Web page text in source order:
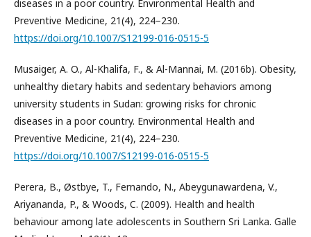
diseases in a poor country. Environmental Health and
Preventive Medicine, 21(4), 224–230.
https://doi.org/10.1007/S12199-016-0515-5
Musaiger, A. O., Al-Khalifa, F., & Al-Mannai, M. (2016b). Obesity,
unhealthy dietary habits and sedentary behaviors among
university students in Sudan: growing risks for chronic
diseases in a poor country. Environmental Health and
Preventive Medicine, 21(4), 224–230.
https://doi.org/10.1007/S12199-016-0515-5
Perera, B., Østbye, T., Fernando, N., Abeygunawardena, V.,
Ariyananda, P., & Woods, C. (2009). Health and health
behaviour among late adolescents in Southern Sri Lanka. Galle